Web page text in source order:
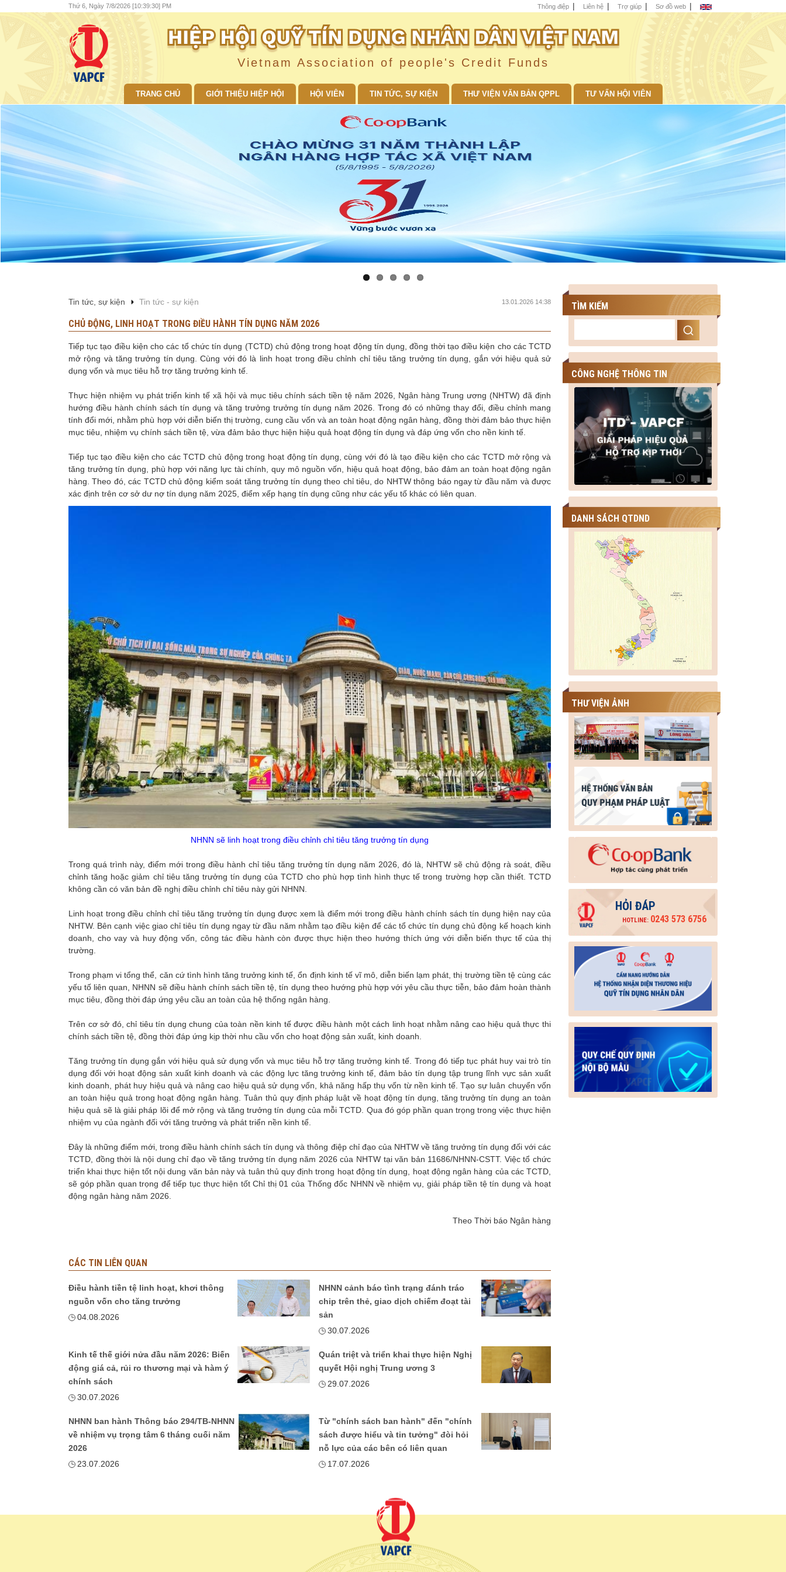
Thứ 6, Ngày 7/8/2026 [10:39:31] PM Thông điệp Liên hệ Trợ giúp Sơ đồ web
Vietnam Association of people's Credit Funds
TRANG CHỦ GIỚI THIỆU HIỆP HỘI HỘI VIÊN TIN TỨC, SỰ KIỆN THƯ VIỆN VĂN BẢN QPPL TƯ VẤN HỘI VIÊN
Tin tức, sự kiện Tin tức - sự kiện 13.01.2026 14:38
CHỦ ĐỘNG, LINH HOẠT TRONG ĐIỀU HÀNH TÍN DỤNG NĂM 2026
Tiếp tục tạo điều kiện cho các tổ chức tín dụng (TCTD) chủ động trong hoạt động tín dụng, đồng thời tạo điều kiện cho các TCTD
mở rộng và tăng trưởng tín dụng. Cùng với đó là linh hoạt trong điều chỉnh chỉ tiêu tăng trưởng tín dụng, gắn với hiệu quả sử
dụng vốn và mục tiêu hỗ trợ tăng trưởng kinh tế.
Thực hiện nhiệm vụ phát triển kinh tế xã hội và mục tiêu chính sách tiền tệ năm 2026, Ngân hàng Trung ương (NHTW) đã định
hướng điều hành chính sách tín dụng và tăng trưởng trưởng tín dụng năm 2026. Trong đó có những thay đổi, điều chỉnh mang
tính đổi mới, nhằm phù hợp với diễn biến thị trường, cung cầu vốn và an toàn hoạt động ngân hàng, đồng thời đảm bảo thực hiện
mục tiêu, nhiệm vụ chính sách tiền tệ, vừa đảm bảo thực hiện hiệu quả hoạt động tín dụng và đáp ứng vốn cho nền kinh tế.
Tiếp tục tạo điều kiện cho các TCTD chủ động trong hoạt động tín dụng, cùng với đó là tạo điều kiện cho các TCTD mở rộng và
tăng trưởng tín dụng, phù hợp với năng lực tài chính, quy mô nguồn vốn, hiệu quả hoạt động, bảo đảm an toàn hoạt động ngân
hàng. Theo đó, các TCTD chủ động kiểm soát tăng trưởng tín dụng theo chỉ tiêu, do NHTW thông báo ngay từ đầu năm và được
xác định trên cơ sở dư nợ tín dụng năm 2025, điểm xếp hạng tín dụng cũng như các yếu tố khác có liên quan.
NHNN sẽ linh hoạt trong điều chỉnh chỉ tiêu tăng trưởng tín dụng
Trong quá trình này, điểm mới trong điều hành chỉ tiêu tăng trưởng tín dụng năm 2026, đó là, NHTW sẽ chủ động rà soát, điều
chỉnh tăng hoặc giảm chỉ tiêu tăng trưởng tín dụng của TCTD cho phù hợp tình hình thực tế trong trường hợp cần thiết. TCTD
không cần có văn bản đề nghị điều chỉnh chỉ tiêu này gửi NHNN.
Linh hoạt trong điều chỉnh chỉ tiêu tăng trưởng tín dụng được xem là điểm mới trong điều hành chính sách tín dụng hiện nay của
NHTW. Bên cạnh việc giao chỉ tiêu tín dụng ngay từ đầu năm nhằm tạo điều kiện để các tổ chức tín dụng chủ động kế hoạch kinh
doanh, cho vay và huy động vốn, công tác điều hành còn được thực hiện theo hướng thích ứng với diễn biến thực tế của thị
trường.
Trong phạm vi tổng thể, căn cứ tình hình tăng trưởng kinh tế, ổn định kinh tế vĩ mô, diễn biến lạm phát, thị trường tiền tệ cùng các
yếu tố liên quan, NHNN sẽ điều hành chính sách tiền tệ, tín dụng theo hướng phù hợp với yêu cầu thực tiễn, bảo đảm hoàn thành
mục tiêu, đồng thời đáp ứng yêu cầu an toàn của hệ thống ngân hàng.
Trên cơ sở đó, chỉ tiêu tín dụng chung của toàn nền kinh tế được điều hành một cách linh hoạt nhằm nâng cao hiệu quả thực thi
chính sách tiền tệ, đồng thời đáp ứng kịp thời nhu cầu vốn cho hoạt động sản xuất, kinh doanh.
Tăng trưởng tín dụng gắn với hiệu quả sử dụng vốn và mục tiêu hỗ trợ tăng trưởng kinh tế. Trong đó tiếp tục phát huy vai trò tín
dụng đối với hoạt động sản xuất kinh doanh và các động lực tăng trưởng kinh tế, đảm bảo tín dụng tập trung lĩnh vực sản xuất
kinh doanh, phát huy hiệu quả và nâng cao hiệu quả sử dụng vốn, khả năng hấp thụ vốn từ nền kinh tế. Tạo sự luân chuyển vốn
an toàn hiệu quả trong hoạt động ngân hàng. Tuân thủ quy định pháp luật về hoạt động tín dụng, tăng trưởng tín dụng an toàn
hiệu quả sẽ là giải pháp lõi để mở rộng và tăng trưởng tín dụng của mỗi TCTD. Qua đó góp phần quan trọng trong việc thực hiện
nhiệm vụ của ngành đối với tăng trưởng và phát triển nền kinh tế.
Đây là những điểm mới, trong điều hành chính sách tín dụng và thông điệp chỉ đạo của NHTW về tăng trưởng tín dụng đối với các
TCTD, đồng thời là nội dung chỉ đạo về tăng trưởng tín dụng năm 2026 của NHTW tại văn bản 11686/NHNN-CSTT. Việc tổ chức
triển khai thực hiện tốt nội dung văn bản này và tuân thủ quy định trong hoạt động tín dụng, hoạt động ngân hàng của các TCTD,
sẽ góp phần quan trọng để tiếp tục thực hiện tốt Chỉ thị 01 của Thống đốc NHNN về nhiệm vụ, giải pháp tiền tệ tín dụng và hoạt
động ngân hàng năm 2026.
Theo Thời báo Ngân hàng
CÁC TIN LIÊN QUAN
Điều hành tiền tệ linh hoạt, khơi thông
nguồn vốn cho tăng trưởng
04.08.2026
NHNN cảnh báo tình trạng đánh tráo
chip trên thẻ, giao dịch chiếm đoạt tài
sản
30.07.2026
Kinh tế thế giới nửa đầu năm 2026: Biến
động giá cả, rủi ro thương mại và hàm ý
chính sách
30.07.2026
Quán triệt và triển khai thực hiện Nghị
quyết Hội nghị Trung ương 3
29.07.2026
NHNN ban hành Thông báo 294/TB-NHNN
về nhiệm vụ trọng tâm 6 tháng cuối năm
2026
23.07.2026
Từ "chính sách ban hành" đến "chính
sách được hiểu và tin tưởng" đòi hỏi
nỗ lực của các bên có liên quan
17.07.2026
TÌM KIẾM
CÔNG NGHỆ THÔNG TIN
DANH SÁCH QTDND
THƯ VIỆN ẢNH
HỎI ĐÁP
HOTLINE: 0243 573 6756